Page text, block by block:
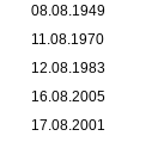
08.08.1949
11.08.1970
12.08.1983
16.08.2005
17.08.2001